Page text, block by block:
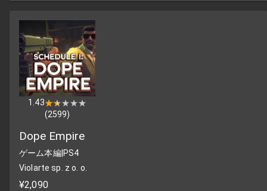
1.43★★★★★
★★★★★
(2599)
Dope Empire
ゲーム本編| PS4
Violarte sp. z o. o.
¥2,090